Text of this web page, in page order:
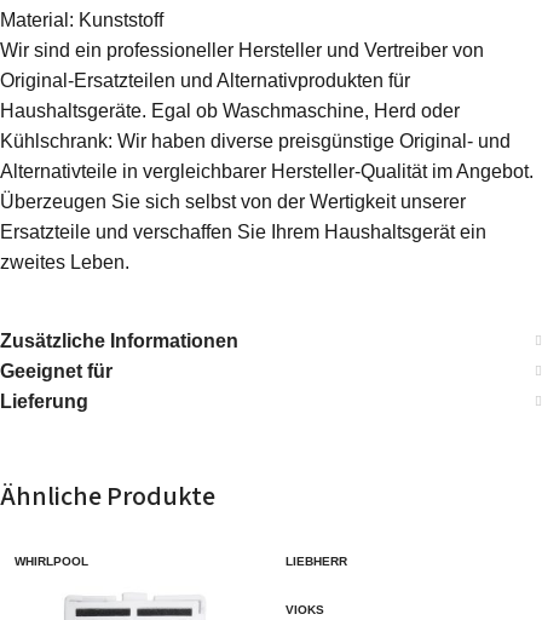
Material: Kunststoff
Wir sind ein professioneller Hersteller und Vertreiber von
Original-Ersatzteilen und Alternativprodukten für
Haushaltsgeräte. Egal ob Waschmaschine, Herd oder
Kühlschrank: Wir haben diverse preisgünstige Original- und
Alternativteile in vergleichbarer Hersteller-Qualität im Angebot.
Überzeugen Sie sich selbst von der Wertigkeit unserer
Ersatzteile und verschaffen Sie Ihrem Haushaltsgerät ein
zweites Leben.
Zusätzliche Informationen
Geeignet für
Lieferung
Ähnliche Produkte
WHIRLPOOL LIEBHERR
VIOKS